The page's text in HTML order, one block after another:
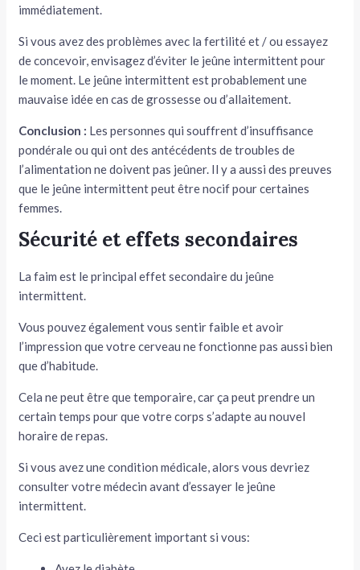
immédiatement.
Si vous avez des problèmes avec la fertilité et / ou essayez
de concevoir, envisagez d’éviter le jeûne intermittent pour
le moment. Le jeûne intermittent est probablement une
mauvaise idée en cas de grossesse ou d’allaitement.
Conclusion : Les personnes qui souffrent d’insuffisance
pondérale ou qui ont des antécédents de troubles de
l’alimentation ne doivent pas jeûner. Il y a aussi des preuves
que le jeûne intermittent peut être nocif pour certaines
femmes.
Sécurité et effets secondaires
La faim est le principal effet secondaire du jeûne
intermittent.
Vous pouvez également vous sentir faible et avoir
l’impression que votre cerveau ne fonctionne pas aussi bien
que d’habitude.
Cela ne peut être que temporaire, car ça peut prendre un
certain temps pour que votre corps s’adapte au nouvel
horaire de repas.
Si vous avez une condition médicale, alors vous devriez
consulter votre médecin avant d’essayer le jeûne
intermittent.
Ceci est particulièrement important si vous: